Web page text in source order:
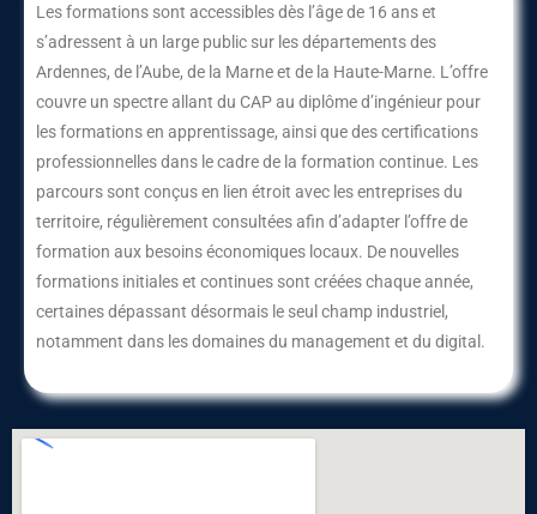
Les formations sont accessibles dès l’âge de 16 ans et
s’adressent à un large public sur les départements des
Ardennes, de l’Aube, de la Marne et de la Haute-Marne. L’offre
couvre un spectre allant du CAP au diplôme d’ingénieur pour
les formations en apprentissage, ainsi que des certifications
professionnelles dans le cadre de la formation continue. Les
parcours sont conçus en lien étroit avec les entreprises du
territoire, régulièrement consultées afin d’adapter l’offre de
formation aux besoins économiques locaux. De nouvelles
formations initiales et continues sont créées chaque année,
certaines dépassant désormais le seul champ industriel,
notamment dans les domaines du management et du digital.